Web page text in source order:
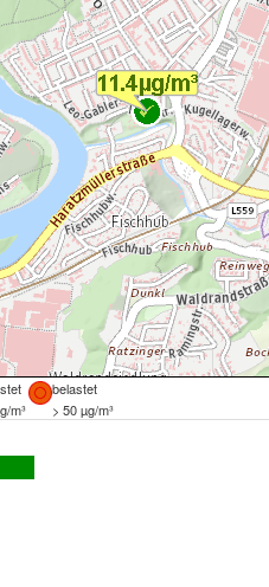
belastet
m³ > 50 µg/m³